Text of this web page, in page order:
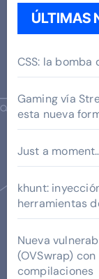
ÚLTIMAS
CSS: la
Gaming vía
esta nueva
Just a
khunt:
herramientas
Nueva
(OVSwrap)
compilaciones